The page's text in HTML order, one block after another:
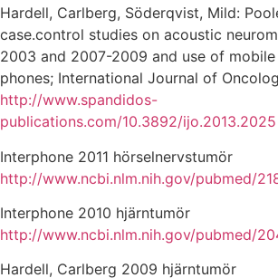
Hardell, Carlberg, Söderqvist, Mild:
case.control studies on acoustic
2003 and 2007-2009 and use of
phones; International Journal of
http://www.spandidos-
publications.com/10.3892/ijo.2013.2025
Interphone 2011 hörselnervstumör
http://www.ncbi.nlm.nih.gov/pubmed/
Interphone 2010 hjärntumör
http://www.ncbi.nlm.nih.gov/pubmed/
Hardell, Carlberg 2009 hjärntumör